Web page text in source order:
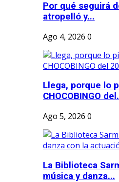
Por qué seguirá
atropelló y...
Ago 4, 2026 0
Llega, porque lo
CHOCOBINGO
Ago 5, 2026 0
La Biblioteca
música y danza...